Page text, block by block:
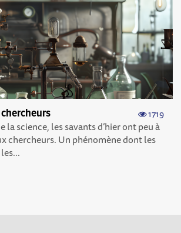
1719
la science, les savants d’hier ont peu à
chercheurs. Un phénomène dont les